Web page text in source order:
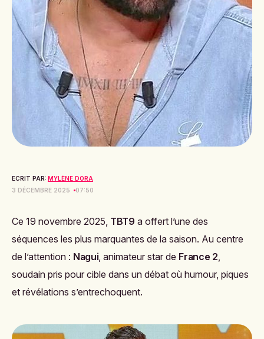
ECRIT PAR: MYLÈNE DORA
3 DÉCEMBRE 2025
07:50
Ce 19 novembre 2025, TBT9 a offert l’une des
séquences les plus marquantes de la saison. Au centre
de l’attention : Nagui, animateur star de France 2,
soudain pris pour cible dans un débat où humour, piques
et révélations s’entrechoquent.